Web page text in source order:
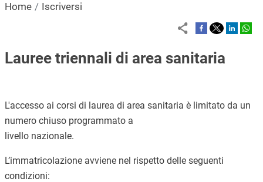
Home Iscriversi
Lauree triennali di area sanitaria
L'accesso ai corsi di laurea di area sanitaria è limitato da un
numero chiuso programmato a
livello nazionale.
L’immatricolazione avviene nel rispetto delle seguenti
condizioni: